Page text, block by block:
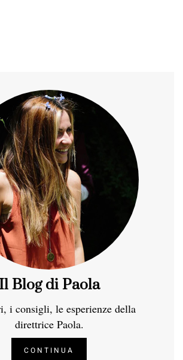
Il Blog di Paola
i consigli, le esperienze della
direttrice Paola.
CONTINUA